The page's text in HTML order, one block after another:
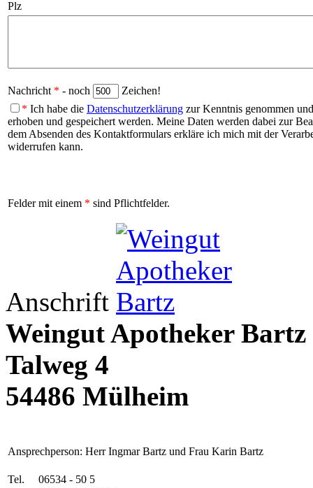
Plz
Nachricht * - noch
Zeichen!
* Ich habe die Datenschutzerklärung zur Kenntnis genommen
erhoben und gespeichert werden. Meine Daten werden dabei zur
dem Absenden des Kontaktformulars erkläre ich mich mit der
widerrufen kann.
Felder mit einem * sind Pflichtfelder.
Anschrift
Weingut Apotheker Bartz
Talweg 4
54486 Mülheim
Ansprechperson: Herr Ingmar Bartz und Frau Karin Bartz
Tel.
06534 - 50 5